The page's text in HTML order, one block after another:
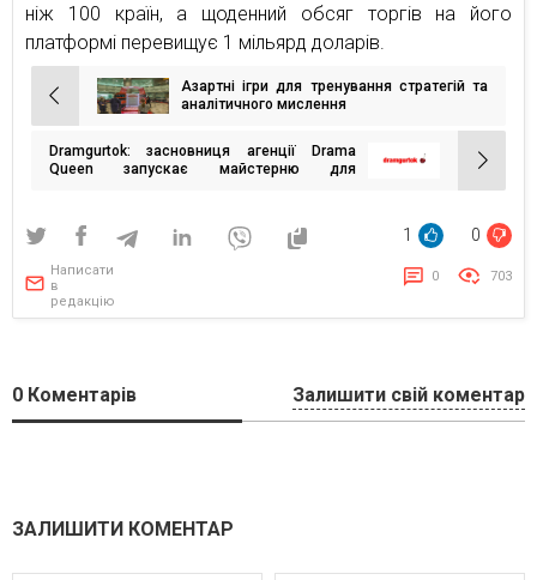
ніж 100 країн, а щоденний обсяг торгів на його
платформі перевищує 1 мільярд доларів.
Навігація
записів
Азартні ігри для тренування стратегій та
аналітичного мислення
Dramgurtok: засновниця агенції Drama
Queen запускає майстерню для
1 0
Написати
в
редакцію
0 703
0 Коментарів Залишити свій коментар
ЗАЛИШИТИ КОМЕНТАР